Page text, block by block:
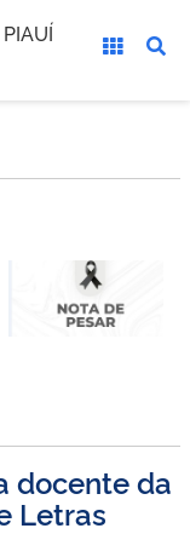
docente da
Letras